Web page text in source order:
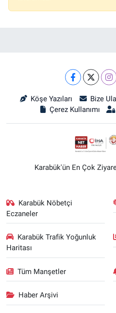
Köşe Yazıları Bize
Çerez Kullanımı
Karabük'ün En Çok
Karabük Nöbetçi
Eczaneler
Karabük Trafik Yoğunluk
Haritası
Tüm Manşetler
Haber Arşivi